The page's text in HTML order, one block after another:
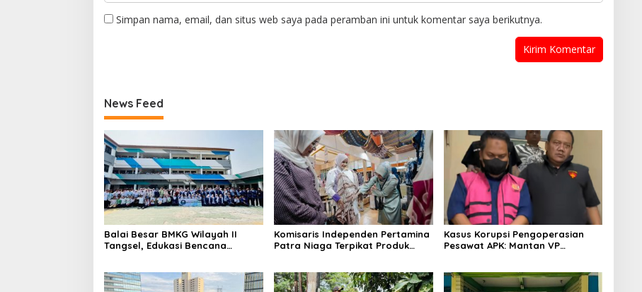
Simpan nama, email, dan situs web saya pada peramban ini untuk komentar saya berikutnya.
News Feed
Balai Besar BMKG Wilayah II
Tangsel, Edukasi Bencana
Komisaris Independen Pertamina
Patra Niaga Terpikat Produk
Keberlanjutan
Kasus Korupsi Pengoperasian
Pesawat APK: Mantan VP